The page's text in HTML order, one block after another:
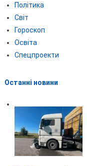
Політика
Світ
Гороскоп
Освіта
Спецпроекти
Останні новини